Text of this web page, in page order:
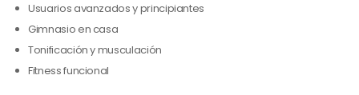
Usuarios avanzados y principiantes
Gimnasio en casa
Tonificación y musculación
Fitness funcional